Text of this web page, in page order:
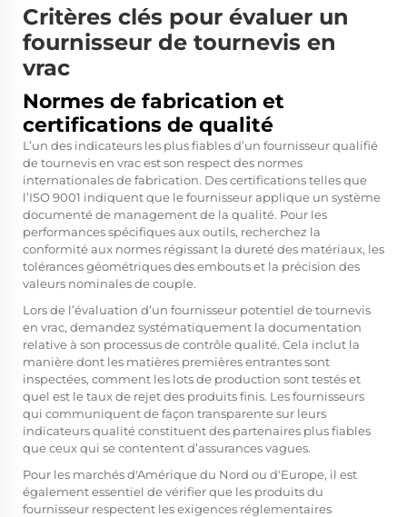
Critères clés pour évaluer un
fournisseur de tournevis en
vrac
Normes de fabrication et
certifications de qualité
L’un des indicateurs les plus fiables d’un fournisseur qualifié
de tournevis en vrac est son respect des normes
internationales de fabrication. Des certifications telles que
l’ISO 9001 indiquent que le fournisseur applique un système
documenté de management de la qualité. Pour les
performances spécifiques aux outils, recherchez la
conformité aux normes régissant la dureté des matériaux, les
tolérances géométriques des embouts et la précision des
valeurs nominales de couple.
Lors de l’évaluation d’un fournisseur potentiel de tournevis
en vrac, demandez systématiquement la documentation
relative à son processus de contrôle qualité. Cela inclut la
manière dont les matières premières entrantes sont
inspectées, comment les lots de production sont testés et
quel est le taux de rejet des produits finis. Les fournisseurs
qui communiquent de façon transparente sur leurs
indicateurs qualité constituent des partenaires plus fiables
que ceux qui se contentent d’assurances vagues.
Pour les marchés d'Amérique du Nord ou d'Europe, il est
également essentiel de vérifier que les produits du
fournisseur respectent les exigences réglementaires